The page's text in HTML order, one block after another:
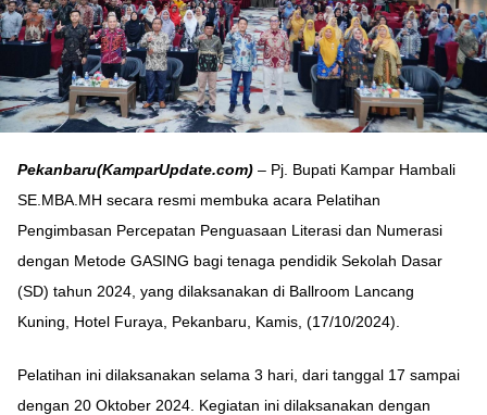
Pekanbaru(KamparUpdate.com) – Pj. Bupati Kampar Hambali
SE.MBA.MH secara resmi membuka acara Pelatihan
Pengimbasan Percepatan Penguasaan Literasi dan Numerasi
dengan Metode GASING bagi tenaga pendidik Sekolah Dasar
(SD) tahun 2024, yang dilaksanakan di Ballroom Lancang
Kuning, Hotel Furaya, Pekanbaru, Kamis, (17/10/2024).
Pelatihan ini dilaksanakan selama 3 hari, dari tanggal 17 sampai
dengan 20 Oktober 2024. Kegiatan ini dilaksanakan dengan